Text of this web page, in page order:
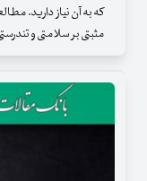
که به آن نیاز دارید.
مثبتی بر سلامتی و